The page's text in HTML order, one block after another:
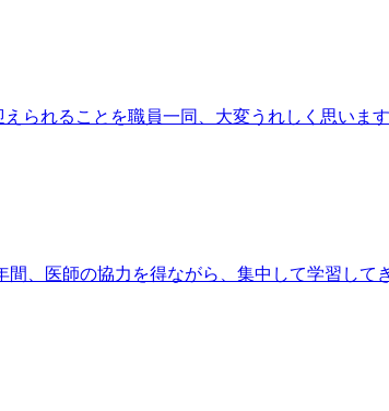
られることを職員一同、大変うれしく思いま
、医師の協力を得ながら、集中して学習して